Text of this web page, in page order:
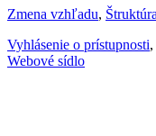
Zmena vzhľadu,
Vyhlásenie o prístupnosti,
Webové sídlo